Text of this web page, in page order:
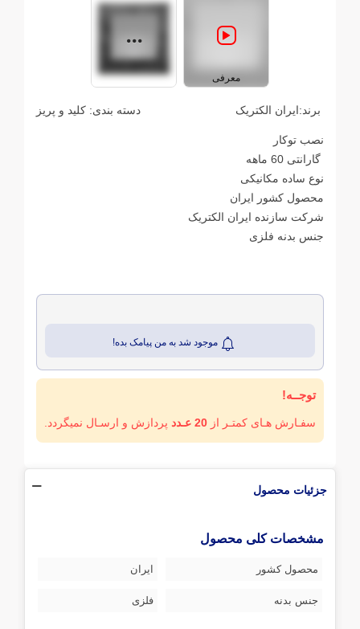
معرفی
برند:ایران الکتریک دسته بندی: کلید و پریز
نصب توکار
گارانتی 60 ماهه
نوع ساده مکانیکی
محصول کشور ایران
شرکت سازنده ایران الکتریک
جنس بدنه فلزی
موجود شد به من پیامک بده!
توجــه!
سفـارش هـای کمتـر از 20 عـدد پردازش و ارسـال نمیگردد.
جزئیات محصول
مشخصات کلی محصول
محصول کشور ایران
جنس بدنه فلزی